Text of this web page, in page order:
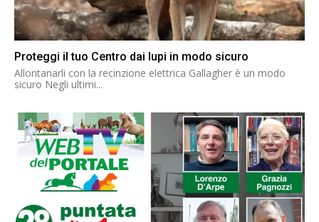
Proteggi il tuo Centro dai lupi in modo sicuro
Allontanarli con la recinzione elettrica Gallagher è un modo
sicuro Negli ultimi...